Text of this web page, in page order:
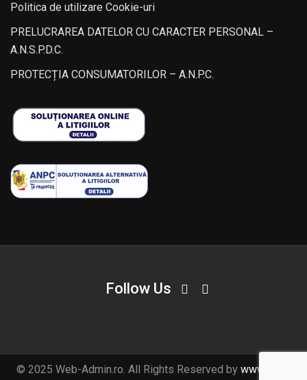
Politica de utilizare Cookie-uri
PRELUCRAREA DATELOR CU CARACTER PERSONAL –
A.N.S.P.D.C.
PROTECȚIA CONSUMATORILOR – A.N.P.C.
Follow Us
© 2025 Web-Admin.ro. All Rights Reserved by www.web-